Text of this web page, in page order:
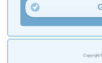
Copyright